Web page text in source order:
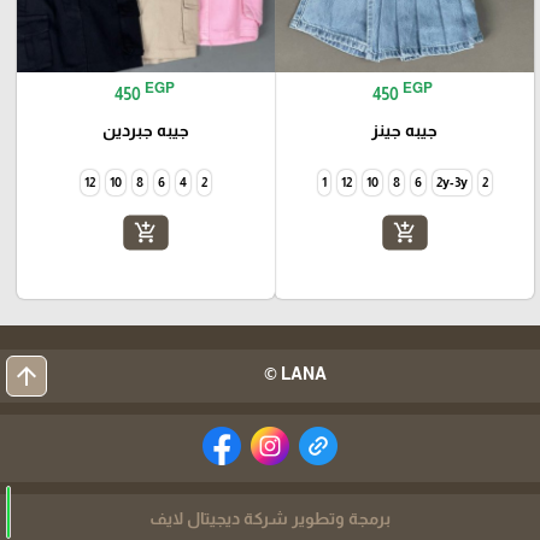
450 EGP
جيبه جينز
2
2y-3y
6
8
10
12
1
add_shopping_cart
450 EGP
جيبه جبردين
2
4
6
8
10
12
add_shopping_cart
LANA ©
arrow_upward
برمجة وتطوير شركة ديجيتال لايف